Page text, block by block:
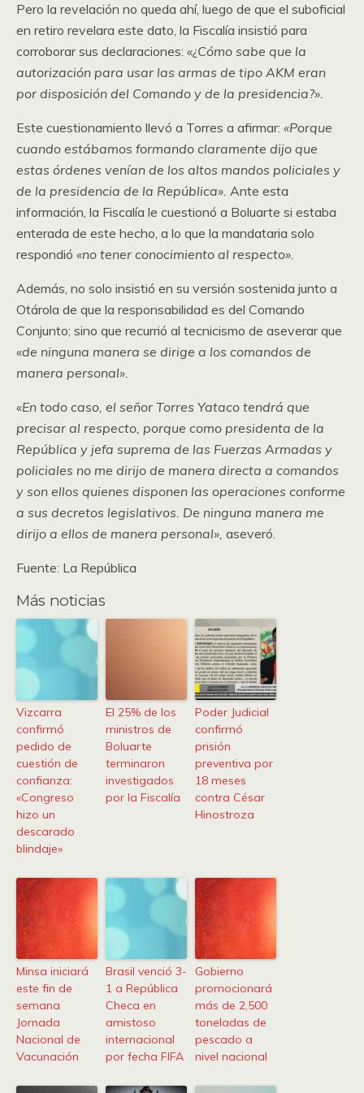
Pero la revelación no queda ahí, luego de que el suboficial
en retiro revelara este dato, la Fiscalía insistió para
corroborar sus declaraciones: «¿Cómo sabe que la
autorización para usar las armas de tipo AKM eran
por disposición del Comando y de la presidencia?».
Este cuestionamiento llevó a Torres a afirmar: «Porque
cuando estábamos formando claramente dijo que
estas órdenes venían de los altos mandos policiales y
de la presidencia de la República». Ante esta
información, la Fiscalía le cuestionó a Boluarte si estaba
enterada de este hecho, a lo que la mandataria solo
respondió «no tener conocimiento al respecto».
Además, no solo insistió en su versión sostenida junto a
Otárola de que la responsabilidad es del Comando
Conjunto; sino que recurrió al tecnicismo de aseverar que
«de ninguna manera se dirige a los comandos de
manera personal».
«En todo caso, el señor Torres Yataco tendrá que
precisar al respecto, porque como presidenta de la
República y jefa suprema de las Fuerzas Armadas y
policiales no me dirijo de manera directa a comandos
y son ellos quienes disponen las operaciones conforme
a sus decretos legislativos. De ninguna manera me
dirijo a ellos de manera personal», aseveró.
Fuente: La República
Más noticias
Vizcarra
confirmó
pedido de
cuestión de
confianza:
«Congreso
hizo un
descarado
blindaje»
El 25% de los
ministros de
Boluarte
terminaron
investigados
por la Fiscalía
Poder Judicial
confirmó
prisión
preventiva por
18 meses
contra César
Hinostroza
Minsa iniciará
este fin de
semana
Jornada
Nacional de
Vacunación
Brasil venció 3-
1 a República
Checa en
amistoso
internacional
por fecha FIFA
Gobierno
promocionará
más de 2,500
toneladas de
pescado a
nivel nacional